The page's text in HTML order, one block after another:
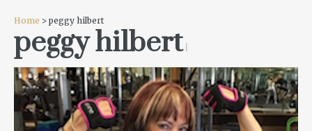
Home > peggy hilbert
peggy hilbert1